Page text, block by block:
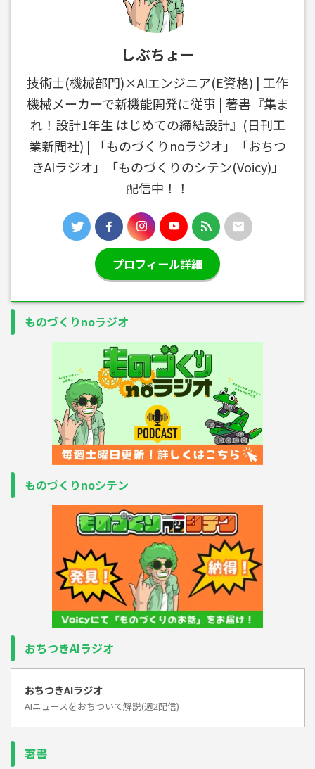
しぶちょー
技術士(機械部門)×AIエンジニア(E資格) | 工作
機械メーカーで新機能開発に従事 | 著書『集ま
れ！設計1年生 はじめての締結設計』(日刊工
業新聞社) | 「ものづくりnoラジオ」「おちつ
きAIラジオ」「ものづくりのシテン(Voicy)」
配信中！！
プロフィール詳細
ものづくりnoラジオ
ものづくりnoシテン
おちつきAIラジオ
おちつきAIラジオ
AIニュースをおちついて解説(週2配信)
著書